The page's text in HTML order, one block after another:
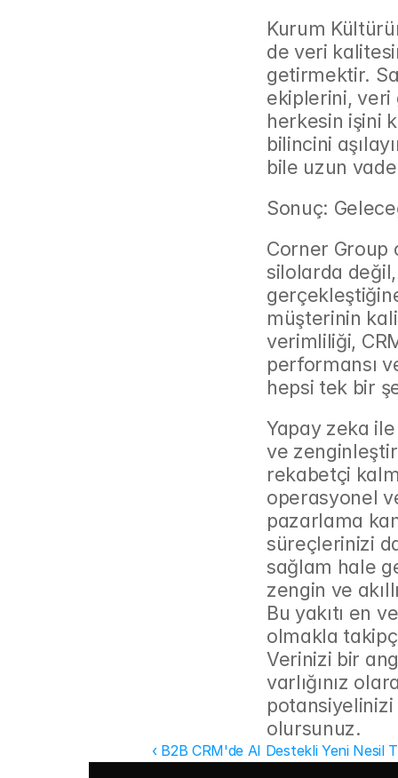
Kurum
de veri
getirmektir.
ekiplerini, veri
herkesin işini
bilincini
bile uzun
Sonuç:
Corner Group
silolarda
müşterinin
verimliliği,
performansı
hepsi tek bir
Yapay zeka
ve
rekabetçi
operasyonel
pazarlama
süreçlerinizi
sağlam hale
zengin ve
Bu yakıtı en
olmakla
Verinizi bir
varlığınız
potansiyelinizi
olursunuz.
‹ B2B CRM'de AI Destekli Yeni Nesil